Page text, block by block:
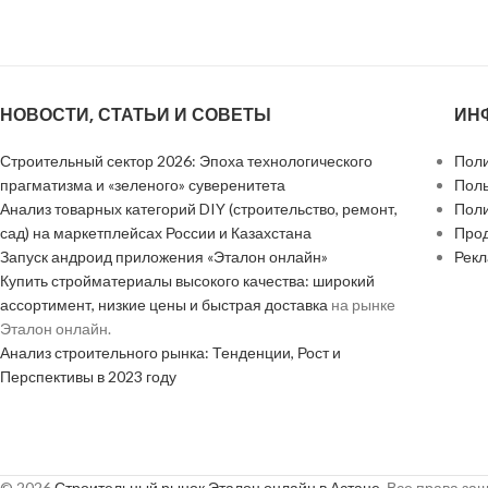
НОВОСТИ, СТАТЬИ И СОВЕТЫ
Строительный сектор 2026: Эпоха технологического
прагматизма и «зеленого» суверенитета
Анализ товарных категорий DIY (строительство, ремонт,
сад) на маркетплейсах России и Казахстана
Запуск андроид приложения «Эталон онлайн»
Купить стройматериалы высокого качества: широкий
ассортимент, низкие цены и быстрая доставка на рынке
Эталон онлайн.
Анализ строительного рынка: Тенденции, Рост и
Перспективы в 2023 году